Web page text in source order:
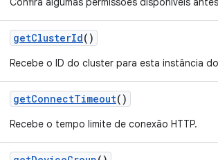
getClusterId()
Recebe o ID do cluster para esta instância
getConnectTimeout()
Recebe o tempo limite de conexão HTTP.